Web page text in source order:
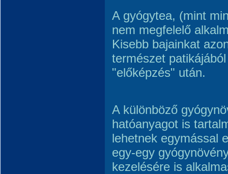
A gyógytea, (mint
nem megfelelő
Kisebb bajainkat
természet
"előképzés" után.
A különböző
hatóanyagot is
lehetnek egymással
egy-egy
kezelésére is